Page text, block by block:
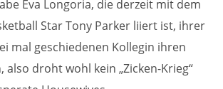
Eva Longoria, die derzeit mit dem
Star Tony Parker liiert ist, ihrer
mal geschiedenen Kollegin ihren
also droht wohl kein „Zicken-Krieg“